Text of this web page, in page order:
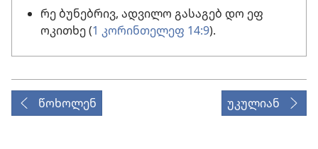
რე ბუნებრივ, ადვილო გასაგებ დო ეფ
ოკითხე (1 კორინთელეფ 14:9).
წოხოლენ უკულიან